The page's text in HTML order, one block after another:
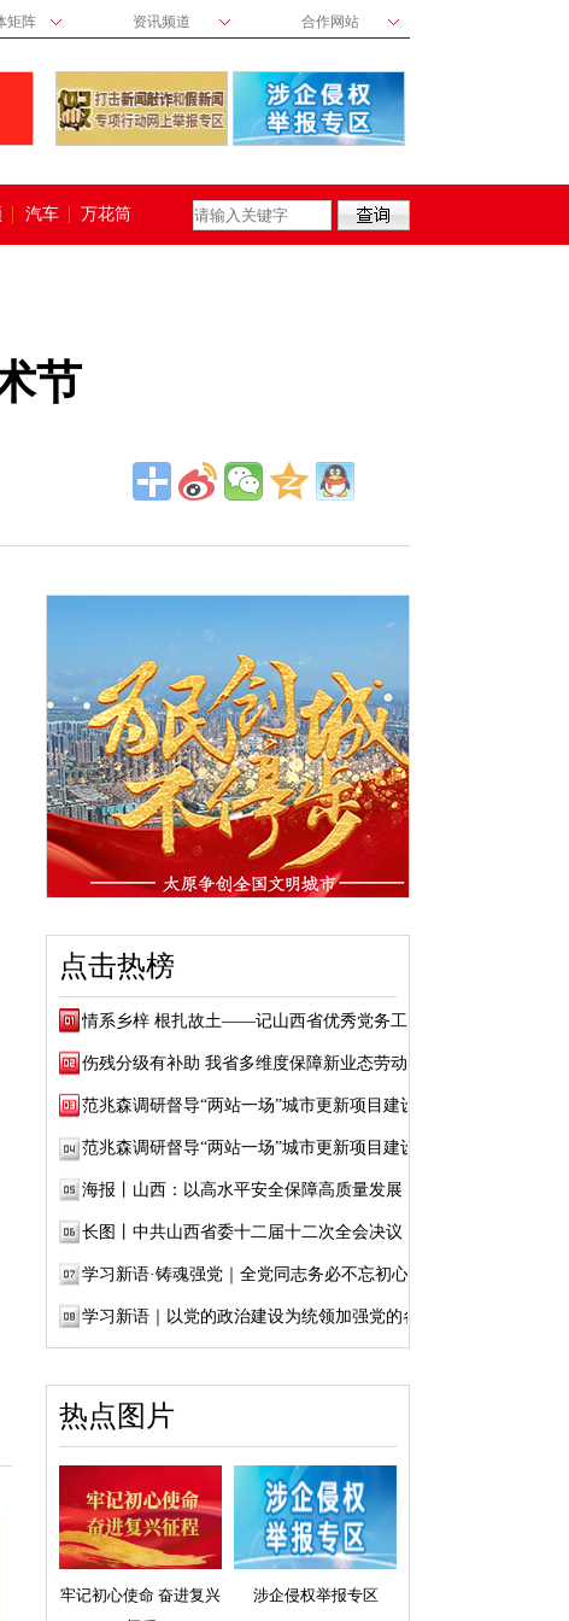
矩阵 资讯频道 合作网站
汽车 万花筒
节
点击热榜
情系乡梓 根扎故土——记山西省优秀党务工作...
伤残分级有补助 我省多维度保障新业态劳动者...
范兆森调研督导“两站一场”城市更新项目建设
范兆森调研督导“两站一场”城市更新项目建设
海报丨山西：以高水平安全保障高质量发展
长图丨中共山西省委十二届十二次全会决议
学习新语·铸魂强党｜全党同志务必不忘初心、...
学习新语｜以党的政治建设为统领加强党的各...
热点图片
牢记初心使命 奋进复兴
涉企侵权举报专区